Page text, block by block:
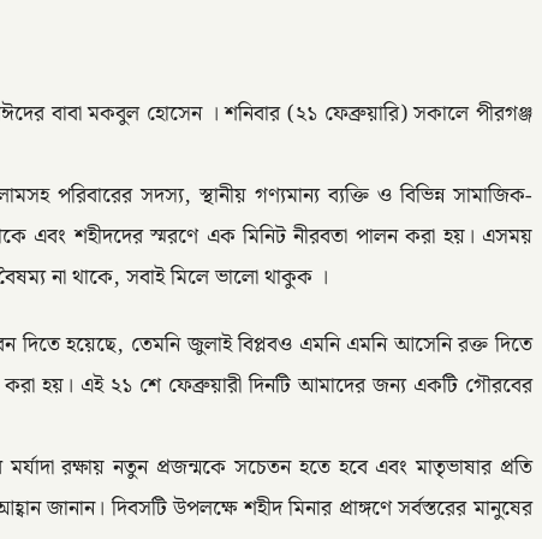
বাবা মকবুল হোসেন । শনিবার (২১ ফেব্রুয়ারি) সকালে পীরগঞ্জ
সদস্য, স্থানীয় গণ্যমান্য ব্যক্তি ও বিভিন্ন সামাজিক-
এবং শহীদদের স্মরণে এক মিনিট নীরবতা পালন করা হয়। এসময়
না থাকে, সবাই মিলে ভালো থাকুক ।
হয়েছে, তেমনি জুলাই বিপ্লবও এমনি এমনি আসেনি রক্ত দিতে
করা হয়। এই ২১ শে ফেব্রুয়ারী দিনটি আমাদের জন্য একটি গৌরবের
রক্ষায় নতুন প্রজন্মকে সচেতন হতে হবে এবং মাতৃভাষার প্রতি
দিবসটি উপলক্ষে শহীদ মিনার প্রাঙ্গণে সর্বস্তরের মানুষের